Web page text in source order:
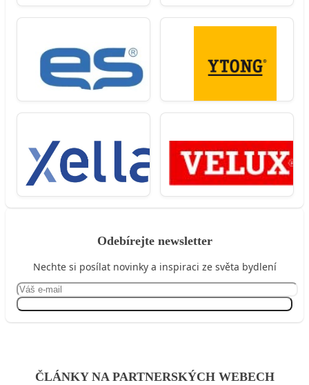
Odebírejte newsletter
Nechte si posílat novinky a inspiraci ze světa bydlení
ČLÁNKY NA PARTNERSKÝCH WEBECH